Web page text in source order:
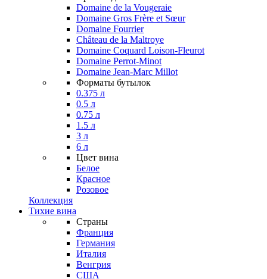
Domaine de la Vougeraie
Domaine Gros Frère et Sœur
Domaine Fourrier
Château de la Maltroye
Domaine Coquard Loison-Fleurot
Domaine Perrot-Minot
Domaine Jean-Marc Millot
Форматы бутылок
0.375 л
0.5 л
0.75 л
1.5 л
3 л
6 л
Цвет вина
Белое
Красное
Розовое
Коллекция
Тихие вина
Страны
Франция
Германия
Италия
Венгрия
США